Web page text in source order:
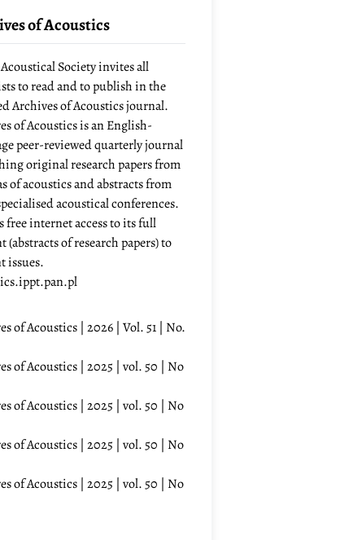
of Acoustics
Society invites all
to read and to publish in the
Archives of Acoustics journal.
of Acoustics is an English-
peer-reviewed quarterly journal
original research papers from
of acoustics and abstracts from
acoustical conferences.
free internet access to its full
(abstracts of research papers) to
issues.
of Acoustics | 2026 | Vol. 51 | No.
of Acoustics | 2025 | vol. 50 | No
of Acoustics | 2025 | vol. 50 | No
of Acoustics | 2025 | vol. 50 | No
of Acoustics | 2025 | vol. 50 | No